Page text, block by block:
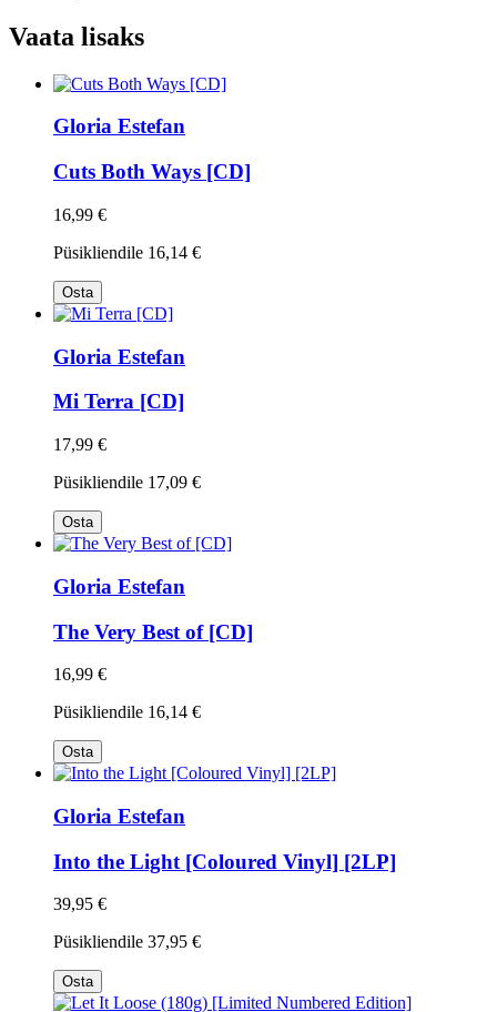
Vaata lisaks
Gloria Estefan
Cuts Both Ways [CD]
16,99 €
Püsikliendile 16,14 €
Osta
Gloria Estefan
Mi Terra [CD]
17,99 €
Püsikliendile 17,09 €
Osta
Gloria Estefan
The Very Best of [CD]
16,99 €
Püsikliendile 16,14 €
Osta
Gloria Estefan
Into the Light [Coloured Vinyl] [2LP]
39,95 €
Püsikliendile 37,95 €
Osta